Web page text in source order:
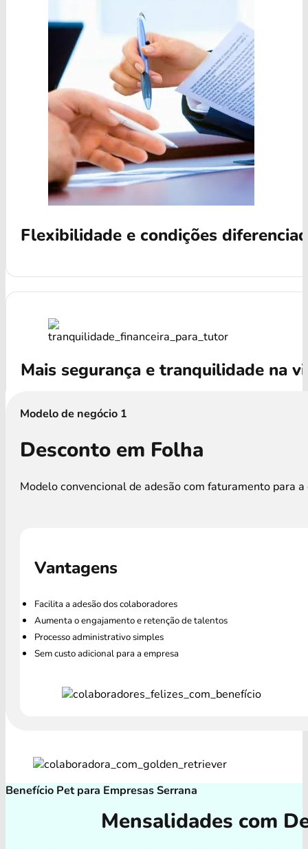
Flexibilidade e condições
Mais segurança e tranquilidade na
Modelo de negócio 1
Desconto em Folha
Modelo convencional de adesão com faturamento para
Vantagens
Facilita a adesão dos colaboradores
Aumenta o engajamento e retenção de talentos
Processo administrativo simples
Sem custo adicional para a empresa
Benefício Pet para Empresas Serrana
Mensalidades com